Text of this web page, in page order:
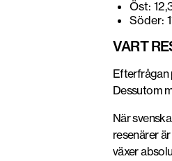
Öst:
Söder:
VART
Efterfrågan
Dessutom
När
resenärer
växer